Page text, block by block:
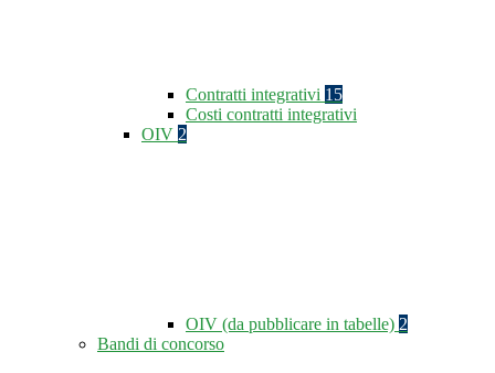
Contratti integrativi 15
Costi contratti integrativi
OIV 2
OIV (da pubblicare in tabelle) 2
Bandi di concorso